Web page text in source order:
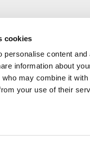
cookies
personalise content
information about
may combine it
your use of their
AREA
Privacy policy
Policy